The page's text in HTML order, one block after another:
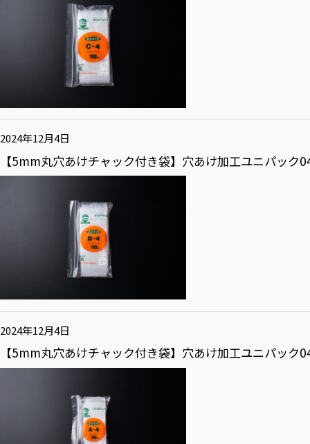
2024年12月4日
【5mm丸穴あけチャック付き袋】穴あけ加工ユニパック
2024年12月4日
【5mm丸穴あけチャック付き袋】穴あけ加工ユニパック